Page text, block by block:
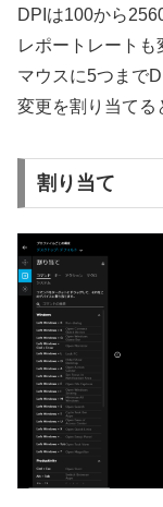
DPIは100から
レポートレートも
マウスに5つまで
変更を割り当てる
割り当て